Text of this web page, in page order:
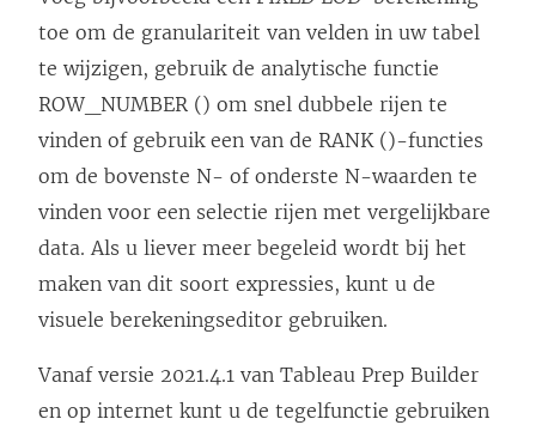
e
r
g
e
o
p
e
n
d
)
e
r
g
e
o
p
e
n
d
i
e
u
w
v
e
n
s
r
g
toe om de granulariteit van velden in uw tabel
te wijzigen, gebruik de analytische functie
ROW_NUMBER () om snel dubbele rijen te
vinden of gebruik een van de RANK ()-functies
om de bovenste N- of onderste N-waarden te
vinden voor een selectie rijen met vergelijkbare
data. Als u liever meer begeleid wordt bij het
maken van dit soort expressies, kunt u de
visuele berekeningseditor gebruiken.
Vanaf versie 2021.4.1 van Tableau Prep Builder
en op internet kunt u de tegelfunctie gebruiken